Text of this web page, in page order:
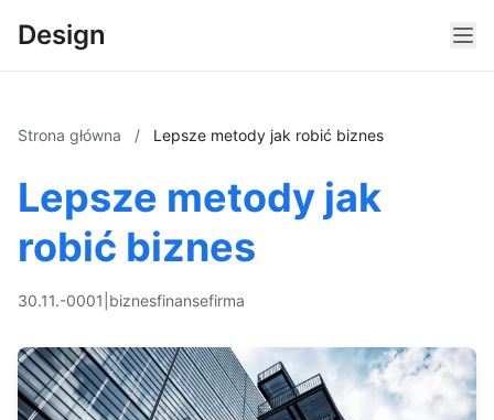
Design
Strona główna / Lepsze metody jak robić biznes
Lepsze metody jak
robić biznes
30.11.-0001 biznesfinansefirma